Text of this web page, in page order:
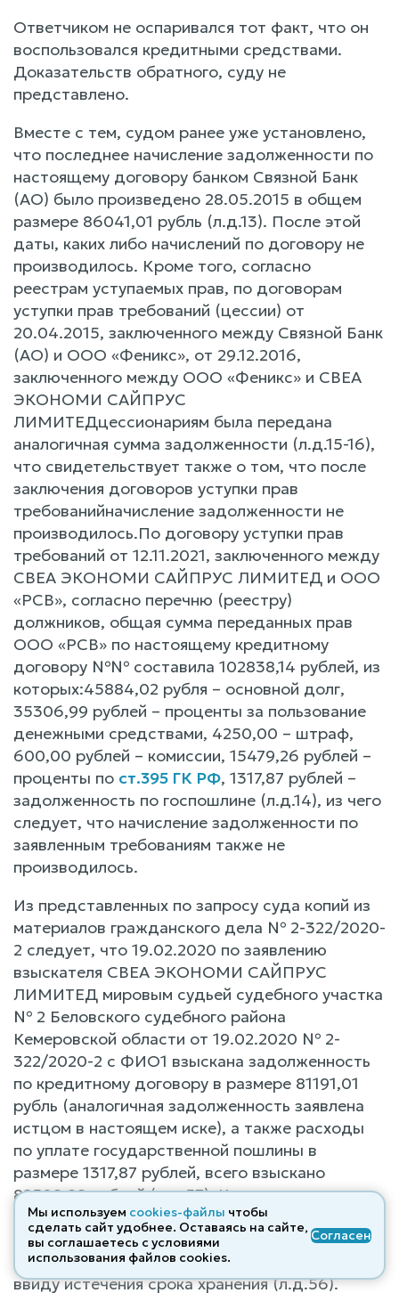
Ответчиком не оспаривался тот факт, что он
воспользовался кредитными средствами.
Доказательств обратного, суду не
представлено.
Вместе с тем, судом ранее уже установлено,
что последнее начисление задолженности по
настоящему договору банком Связной Банк
(АО) было произведено 28.05.2015 в общем
размере 86041,01 рубль (л.д.13). После этой
даты, каких либо начислений по договору не
производилось. Кроме того, согласно
реестрам уступаемых прав, по договорам
уступки прав требований (цессии) от
20.04.2015, заключенного между Связной Банк
(АО) и ООО «Феникс», от 29.12.2016,
заключенного между ООО «Феникс» и СВЕА
ЭКОНОМИ САЙПРУС
ЛИМИТЕДцессионариям была передана
аналогичная сумма задолженности (л.д.15-16),
что свидетельствует также о том, что после
заключения договоров уступки прав
требованийначисление задолженности не
производилось.По договору уступки прав
требований от 12.11.2021, заключенного между
СВЕА ЭКОНОМИ САЙПРУС ЛИМИТЕД и ООО
«РСВ», согласно перечню (реестру)
должников, общая сумма переданных прав
ООО «РСВ» по настоящему кредитному
договору №№ составила 102838,14 рублей, из
которых:45884,02 рубля – основной долг,
35306,99 рублей – проценты за пользование
денежными средствами, 4250,00 – штраф,
600,00 рублей – комиссии, 15479,26 рублей –
проценты по ст.395 ГК РФ, 1317,87 рублей –
задолженность по госпошлине (л.д.14), из чего
следует, что начисление задолженности по
заявленным требованиям также не
производилось.
Из представленных по запросу суда копий из
материалов гражданского дела № 2-322/2020-
2 следует, что 19.02.2020 по заявлению
взыскателя СВЕА ЭКОНОМИ САЙПРУС
ЛИМИТЕД мировым судьей судебного участка
№ 2 Беловского судебного района
Кемеровской области от 19.02.2020 № 2-
322/2020-2 с ФИО1 взыскана задолженность
по кредитному договору в размере 81191,01
рубль (аналогичная задолженность заявлена
истцом в настоящем иске), а также расходы
по уплате государственной пошлины в
размере 1317,87 рублей, всего взыскано
82508,88 рублей (л.д.57). Копии конверта, в
котором поступило вышеуказанное заявление
в адрес мирового судьи суду не
представлено, в связи с уничтожением дела
ввиду истечения срока хранения (л.д.56).
Мы используем cookies-файлы чтобы
сделать сайт удобнее. Оставаясь на сайте,
вы соглашаетесь с условиями
использования файлов cооkies.
Согласен